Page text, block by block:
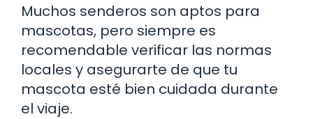
Muchos senderos son aptos para
mascotas, pero siempre es
recomendable verificar las normas
locales y asegurarte de que tu
mascota esté bien cuidada durante
el viaje.